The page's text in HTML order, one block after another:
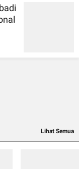
Lihat Semua